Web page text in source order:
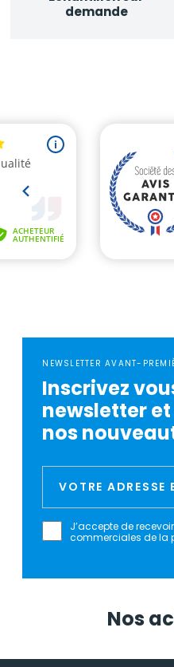
demande
NEWSLETTER AVANT-
Inscrivez
newsletter
nos
J’accepte de
commerciales de la
Nos